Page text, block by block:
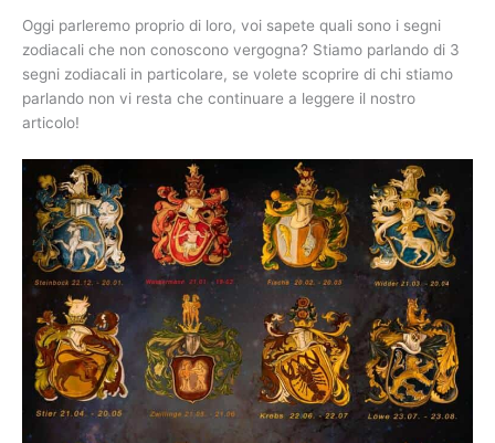
Oggi parleremo proprio di loro, voi sapete quali sono i segni
zodiacali che non conoscono vergogna? Stiamo parlando di 3
segni zodiacali in particolare, se volete scoprire di chi stiamo
parlando non vi resta che continuare a leggere il nostro
articolo!